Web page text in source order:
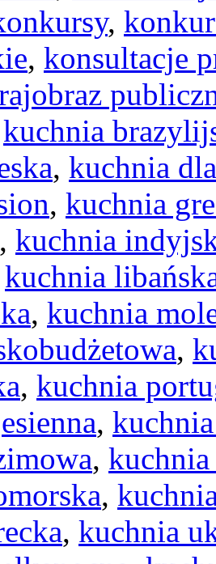
,
, konsultacje
kuchnia
, kuchnia
, kuchnia
, kuchnia
kuchnia
, kuchnia
,
, kuchnia
,
, kuchnia
,
, kuchnia